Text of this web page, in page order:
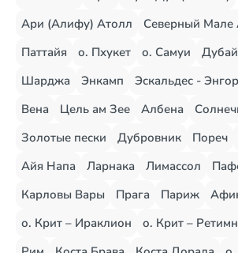
Ари (Алифу) Атолл
Северный Мале
Паттайя
о. Пхукет о. Самуи Дубай
Шарджа
Энкамп Эскальдес -
Вена
Цель ам Зее Албена
Золотые пески
Дубровник Пореч
Айя Напа
Ларнака Лимассол
Карловы Вары
Прага Париж
о. Крит – Ираклион
о. Крит –